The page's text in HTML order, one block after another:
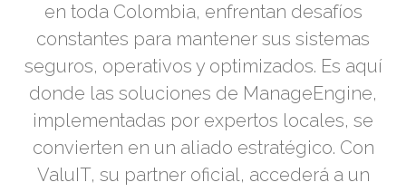
en toda Colombia, enfrentan desafíos
constantes para mantener sus sistemas
seguros, operativos y optimizados. Es aquí
donde las soluciones de ManageEngine,
implementadas por expertos locales, se
convierten en un aliado estratégico. Con
ValuIT, su partner oficial, accederá a un